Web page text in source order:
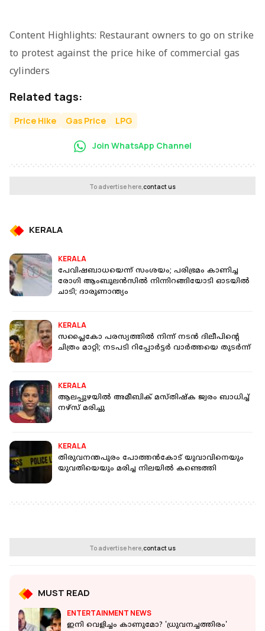
Content Highlights: Restaurant owners to go on strike
to protest against the price hike of commercial gas
cylinders
Related tags:
Price Hike Gas Price LPG
Join WhatsApp Channel
To advertise here,contact us
KERALA
KERALA
പേവിഷബാധയെന്ന് സംശയം; പരിഭ്രമം കാണിച്ച
രോഗി ആംബുലന്‍സില്‍ നിന്നിറങ്ങിയോടി ഓടയില്‍
ചാടി; ദാരുണാന്ത്യം
KERALA
സപ്ലൈകോ പരസ്യത്തില്‍ നിന്ന് നടന്‍ ദിലീപിന്റെ
ചിത്രം മാറ്റി; നടപടി റിപ്പോര്‍ട്ടര്‍ വാര്‍ത്തയെ തുടര്‍ന്ന്
KERALA
ആലപ്പുഴയില്‍ അമീബിക് മസ്തിഷ്‌ക ജ്വരം ബാധിച്ച്
നഴ്‌സ് മരിച്ചു
KERALA
തിരുവനന്തപുരം പോത്തന്‍കോട് യുവാവിനെയും
യുവതിയെയും മരിച്ച നിലയില്‍ കണ്ടെത്തി
To advertise here,contact us
MUST READ
ENTERTAINMENT NEWS
ഇനി വെളിച്ചം കാണുമോ? 'ധ്രുവനച്ചത്തിരം'